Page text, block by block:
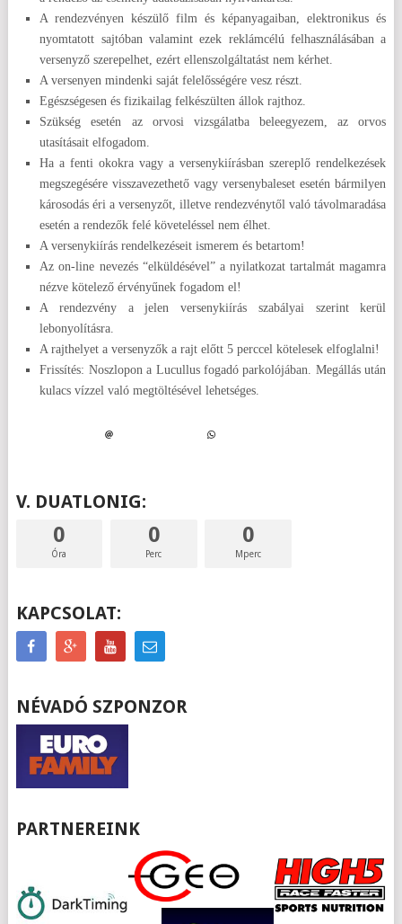
A rendezvényen készülő film és képanyagaiban, elektronikus és
nyomtatott sajtóban valamint ezek reklámcélú felhasználásában a
versenyző szerepelhet, ezért ellenszolgáltatást nem kérhet.
A versenyen mindenki saját felelősségére vesz részt.
Egészségesen és fizikailag felkészülten állok rajthoz.
Szükség esetén az orvosi vizsgálatba beleegyezem, az orvos
utasításait elfogadom.
Ha a fenti okokra vagy a versenykiírásban szereplő rendelkezések
megszegésére visszavezethető vagy versenybaleset esetén bármilyen
károsodás éri a versenyzőt, illetve rendezvénytől való távolmaradása
esetén a rendezők felé követeléssel nem élhet.
A versenykiírás rendelkezéseit ismerem és betartom!
Az on-line nevezés “elküldésével” a nyilatkozat tartalmát magamra
nézve kötelező érvényűnek fogadom el!
A rendezvény a jelen versenykiírás szabályai szerint kerül
lebonyolításra.
A rajthelyet a versenyzők a rajt előtt 5 perccel kötelesek elfoglalni!
Frissítés: Noszlopon a Lucullus fogadó parkolójában. Megállás után
kulacs vízzel való megtöltésével lehetséges.
V. DUATLONIG:
0
Óra
0
Perc
0
Mperc
KAPCSOLAT:
NÉVADÓ SZPONZOR
PARTNEREINK